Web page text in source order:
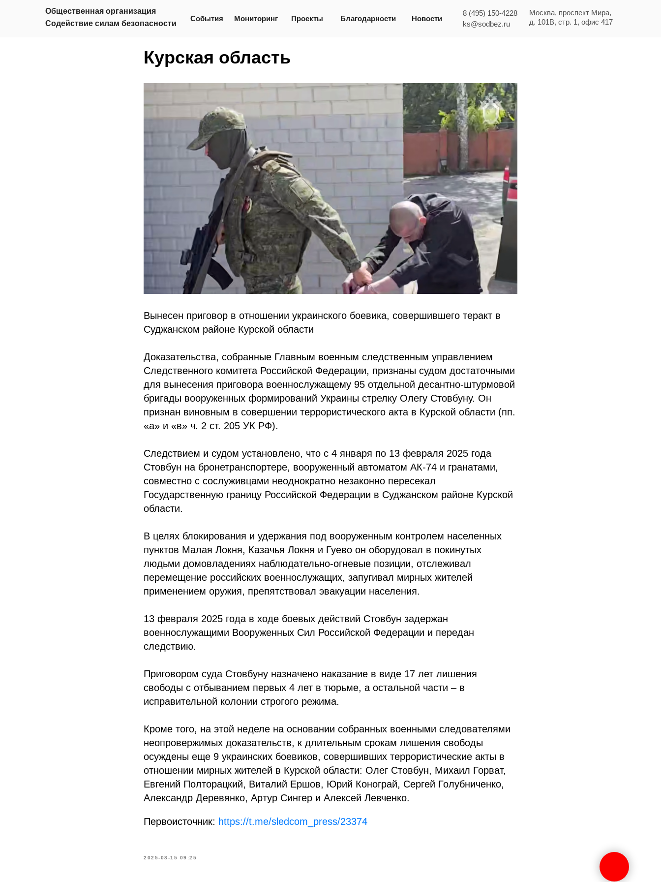
8 (495) 150-4228
ks@sodbez.ru
Общественная организация
Содействие силам безопасности
Мониторинг
События Благодарности Новости
Проекты
Москва, проспект Мира,
д. 101В, стр. 1, офис 417
Курская область
Вынесен приговор в отношении украинского боевика, совершившего теракт в
Суджанском районе Курской области
Доказательства, собранные Главным военным следственным управлением
Следственного комитета Российской Федерации, признаны судом достаточными
для вынесения приговора военнослужащему 95 отдельной десантно-штурмовой
бригады вооруженных формирований Украины стрелку Олегу Стовбуну. Он
признан виновным в совершении террористического акта в Курской области (пп.
«а» и «в» ч. 2 ст. 205 УК РФ).
Следствием и судом установлено, что с 4 января по 13 февраля 2025 года
Стовбун на бронетранспортере, вооруженный автоматом АК-74 и гранатами,
совместно с сослуживцами неоднократно незаконно пересекал
Государственную границу Российской Федерации в Суджанском районе Курской
области.
В целях блокирования и удержания под вооруженным контролем населенных
пунктов Малая Локня, Казачья Локня и Гуево он оборудовал в покинутых
людьми домовладениях наблюдательно-огневые позиции, отслеживал
перемещение российских военнослужащих, запугивал мирных жителей
применением оружия, препятствовал эвакуации населения.
13 февраля 2025 года в ходе боевых действий Стовбун задержан
военнослужащими Вооруженных Сил Российской Федерации и передан
следствию.
Приговором суда Стовбуну назначено наказание в виде 17 лет лишения
свободы с отбыванием первых 4 лет в тюрьме, а остальной части – в
исправительной колонии строгого режима.
Кроме того, на этой неделе на основании собранных военными следователями
неопровержимых доказательств, к длительным срокам лишения свободы
осуждены еще 9 украинских боевиков, совершивших террористические акты в
отношении мирных жителей в Курской области: Олег Стовбун, Михаил Горват,
Евгений Полторацкий, Виталий Ершов, Юрий Конограй, Сергей Голубниченко,
Александр Деревянко, Артур Сингер и Алексей Левченко.
Первоисточник: https://t.me/sledcom_press/23374
2025-08-15 09:25